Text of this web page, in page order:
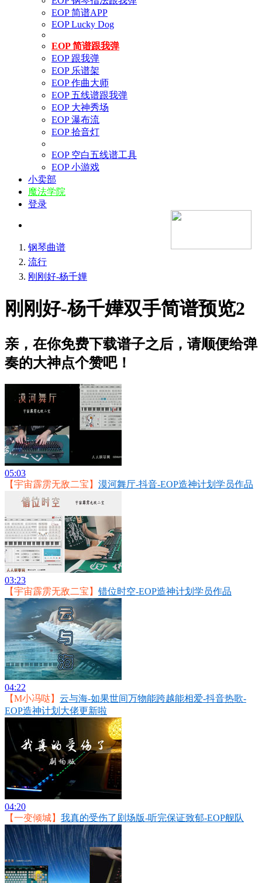
EOP 简谱APP
EOP Lucky Dog
EOP 简谱跟我弹
EOP 跟我弹
EOP 乐谱架
EOP 作曲大师
EOP 五线谱跟我弹
EOP 大神秀场
EOP 瀑布流
EOP 拾音灯
EOP 空白五线谱工具
EOP 小游戏
小卖部
魔法学院
登录
钢琴曲谱
流行
刚刚好-杨千嬅
刚刚好-杨千嬅双手简谱预览2
亲，在你免费下载谱子之后，请顺便给弹
奏的大神点个赞吧！
05:03
【宇宙霹雳无敌二宝】 漠河舞厅-抖音-EOP造神计划学员作品
03:23
【宇宙霹雳无敌二宝】 错位时空-EOP造神计划学员作品
04:22
【M小冯哒】 云与海-如果世间万物能跨越能相爱-抖音热歌-
EOP造神计划大佬更新啦
04:20
【一变倾城】 我真的受伤了剧场版-听完保证致郁-EOP舰队